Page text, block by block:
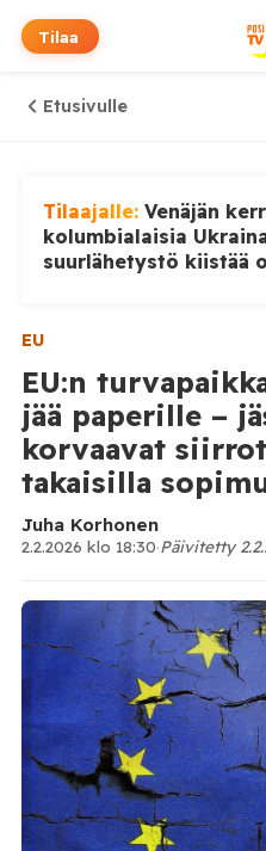
Tilaa
Etusivulle
Tilaajalle: Venäjän
kolumbialaisia
suurlähetystö kiistää
EU
EU:n
jää paperille –
korvaavat
takaisilla
Juha Korhonen
2.2.2026 klo 18:30·Päivitetty